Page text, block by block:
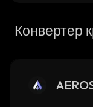
Конвертер